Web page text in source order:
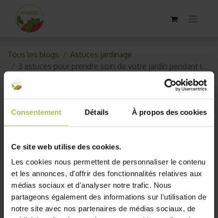
Consentement Détails À propos des cookies
Ce site web utilise des cookies.
Les cookies nous permettent de personnaliser le contenu
et les annonces, d'offrir des fonctionnalités relatives aux
médias sociaux et d'analyser notre trafic. Nous
partageons également des informations sur l'utilisation de
notre site avec nos partenaires de médias sociaux, de
Tous les blogs
Astuces jardinage
3 astuces pour prendre soin de votre jardin pendant les vacances
3 astuces pour prendre soin de
votre jardin pendant les
vacances
3 juin 2019 parAKO10_old